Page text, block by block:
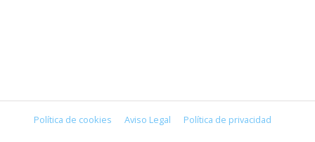
Política de cookies Aviso Legal Política de privacidad